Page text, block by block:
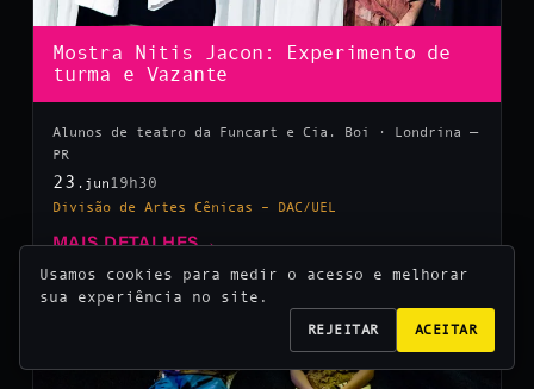
Mostra Nitis Jacon: Experimento de
turma e Vazante
Alunos de teatro da Funcart e Cia. Boi · Londrina —
PR
23 .jun 19h30
Divisão de Artes Cênicas – DAC/UEL
MAIS DETALHES→
Usamos cookies para medir o acesso e melhorar
sua experiência no site.
REJEITAR ACEITAR